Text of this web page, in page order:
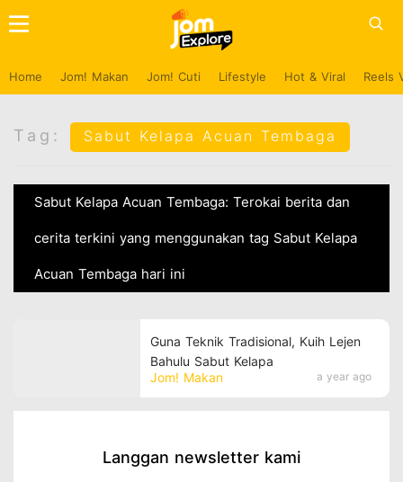
Home Jom! Makan Jom! Cuti Lifestyle Hot & Viral Reels
Tag: Sabut Kelapa Acuan Tembaga
Sabut Kelapa Acuan Tembaga: Terokai berita dan
cerita terkini yang menggunakan tag Sabut Kelapa
Acuan Tembaga hari ini
Jom! Makan a year ago
Guna Teknik Tradisional, Kuih Lejen
Bahulu Sabut Kelapa
Langgan newsletter kami